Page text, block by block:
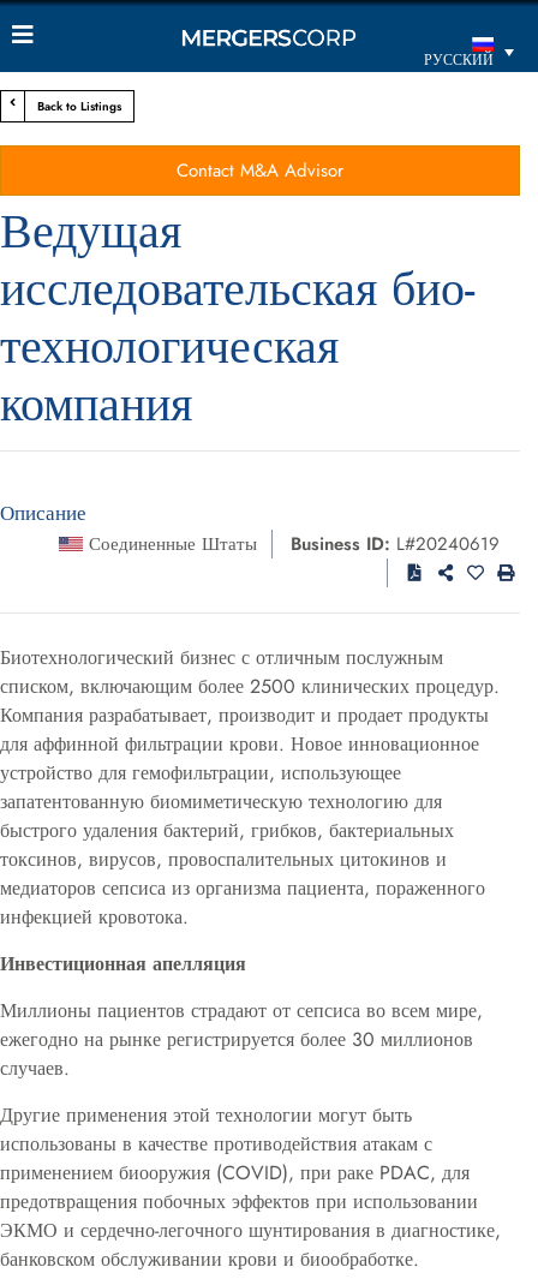
РУССКИЙ
Back to Listings
Contact M&A Advisor
Ведущая
исследовательская био-
технологическая
компания
Описание
Соединенные Штаты Business ID: L#20240619
Биотехнологический бизнес с отличным послужным
списком, включающим более 2500 клинических процедур.
Компания разрабатывает, производит и продает продукты
для аффинной фильтрации крови. Новое инновационное
устройство для гемофильтрации, использующее
запатентованную биомиметическую технологию для
быстрого удаления бактерий, грибков, бактериальных
токсинов, вирусов, провоспалительных цитокинов и
медиаторов сепсиса из организма пациента, пораженного
инфекцией кровотока.
Инвестиционная апелляция
Миллионы пациентов страдают от сепсиса во всем мире,
ежегодно на рынке регистрируется более 30 миллионов
случаев.
Другие применения этой технологии могут быть
использованы в качестве противодействия атакам с
применением биооружия (COVID), при раке PDAC, для
предотвращения побочных эффектов при использовании
ЭКМО и сердечно-легочного шунтирования в диагностике,
банковском обслуживании крови и биообработке.